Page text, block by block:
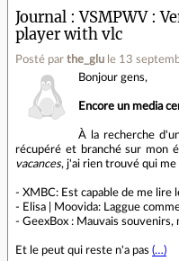
Journal
VSMPWV :
player with vlc
Posté par the_glu le 13
Bonjour gens,
Encore un media
À la recherche
récupéré et branché sur mon
vacances, j'ai rien trouvé qui me
- XMBC: Est capable de me lire
- Elisa | Moovida: Laggue
- GeexBox : Mauvais souvenirs,
Et le peut qui reste n'a pas (…)